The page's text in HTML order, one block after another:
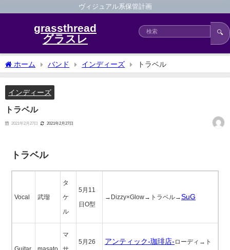
ヴィジュアル系保管計画
grassthread
グラスレ
🔍
ホーム バンド インディーズ トラベル
インディーズ
トラベル
2021年2月27日 2021年2月27日
トラベル
Vocal 武瑠
タ
ケ
ル
5月11
日O型
→Dizzy×Glow→トラベル→SuG
マ
5月26 アンティック-珈琲店- ローディ→ト